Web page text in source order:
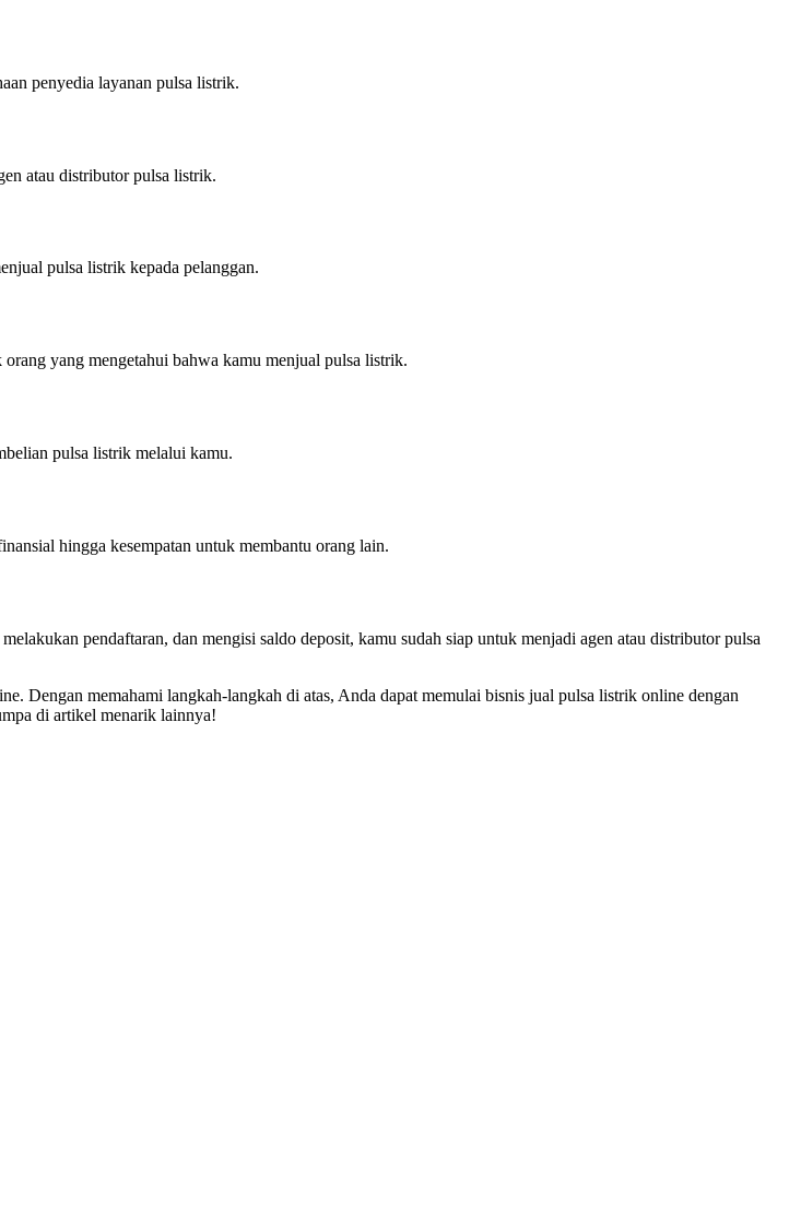
penyedia layanan pulsa listrik.
atau distributor pulsa listrik.
pulsa listrik kepada pelanggan.
yang mengetahui bahwa kamu menjual pulsa listrik.
pulsa listrik melalui kamu.
hingga kesempatan untuk membantu orang lain.
pendaftaran, dan mengisi saldo deposit, kamu sudah siap untuk menjadi agen atau distributor pulsa
Dengan memahami langkah-langkah di atas, Anda dapat memulai bisnis jual pulsa listrik online dengan
di artikel menarik lainnya!